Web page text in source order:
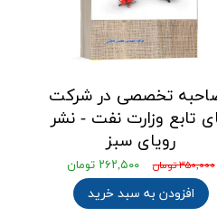
تخصصی در شرکت
تابع وزارت نفت - نشر
رویای سبز
۳۵۰,۰۰۰ تومان ۲۶۲,۵۰۰ تومان
افزودن به سبد خرید